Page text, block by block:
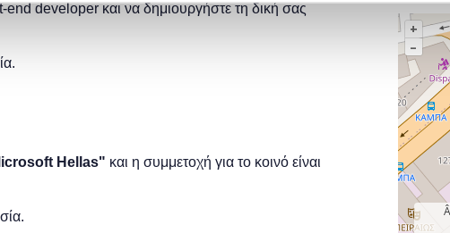
end developer και να δημιουργήστε τη δική σας
Hellas" και η συμμετοχή για το κοινό είναι
+
–